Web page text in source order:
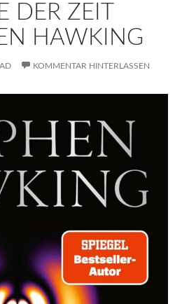
DER ZEIT
HAWKING
KOMMENTAR HINTERLASSEN